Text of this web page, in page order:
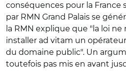
conséquences pour la France
par RMN Grand Palais se
la RMN explique que "la loi ne
installer ad vitam un
du domaine public". Un
toutefois pas mis en avant